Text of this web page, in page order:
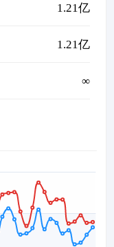
1.21亿
1.21亿
∞